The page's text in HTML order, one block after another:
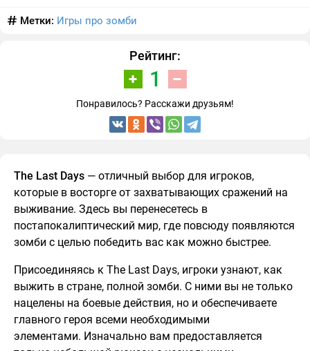
Метки: Игры про зомби
Рейтинг:
1
Понравилось? Расскажи друзьям!
The Last Days — отличный выбор для игроков,
которые в восторге от захватывающих сражений на
выживание. Здесь вы перенесетесь в
постапокалиптический мир, где повсюду появляются
зомби с целью победить вас как можно быстрее.
Присоединяясь к The Last Days, игроки узнают, как
выжить в стране, полной зомби. С ними вы не только
нацелены на боевые действия, но и обеспечиваете
главного героя всеми необходимыми
элементами. Изначально вам предоставляется